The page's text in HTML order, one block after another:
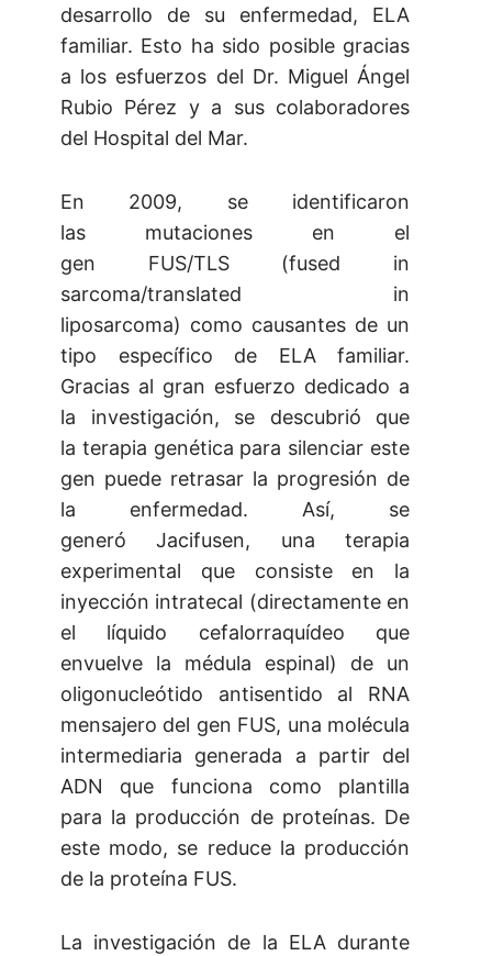
desarrollo de su enfermedad, ELA
familiar. Esto ha sido posible gracias
a los esfuerzos del Dr. Miguel Ángel
Rubio Pérez y a sus colaboradores
del Hospital del Mar.
En 2009, se identificaron
las mutaciones en el
gen FUS/TLS (fused in
sarcoma/translated in
liposarcoma) como causantes de un
tipo específico de ELA familiar.
Gracias al gran esfuerzo dedicado a
la investigación, se descubrió que
la terapia genética para silenciar este
gen puede retrasar la progresión de
la enfermedad. Así, se
generó Jacifusen, una terapia
experimental que consiste en la
inyección intratecal (directamente en
el líquido cefalorraquídeo que
envuelve la médula espinal) de un
oligonucleótido antisentido al RNA
mensajero del gen FUS, una molécula
intermediaria generada a partir del
ADN que funciona como plantilla
para la producción de proteínas. De
este modo, se reduce la producción
de la proteína FUS.
La investigación de la ELA durante